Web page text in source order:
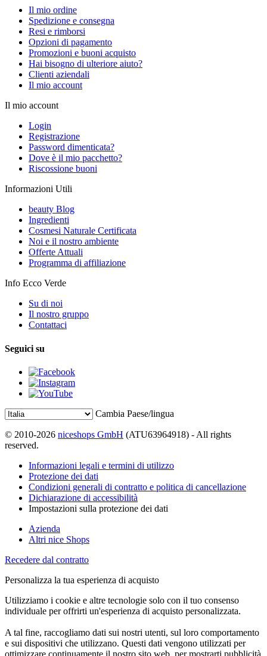
Il mio ordine
Spedizione e consegna
Resi e rimborsi
Opzioni di pagamento
Promozioni e buoni acquisto
Hai bisogno di ulteriore aiuto?
Clienti aziendali
Il mio account
Il mio account
Login
Registrazione
Password dimenticata?
Dove è il mio pacchetto?
Riscossione buoni
Informazioni Utili
beauty Blog
Ingredienti
Cosmesi Naturale Certificata
Noi e il nostro ambiente
Offerte Attuali
Programma di affiliazione
Info Ecco Verde
Su di noi
Il nostro gruppo
Contattaci
Seguici su
Cambia Paese/lingua
© 2010-2026 niceshops GmbH (ATU63964918) - All rights
reserved.
Informazioni legali e termini di utilizzo
Protezione dei dati
Condizioni generali di contratto e politica di cancellazione
Dichiarazione di accessibilità
Impostazioni sulla protezione dei dati
Azienda
Altri nice Shops
Recedere dal contratto
Personalizza la tua esperienza di acquisto
Utilizziamo i cookie e altre tecnologie solo con il tuo consenso
individuale per offrirti un'esperienza di acquisto personalizzata.
A tal fine, raccogliamo dati sui nostri utenti, sul loro comportamento
e sui dispositivi che utilizzano. Questi dati vengono utilizzati per
ottimizzare continuamente il nostro sito web, per mostrarti pubblicità